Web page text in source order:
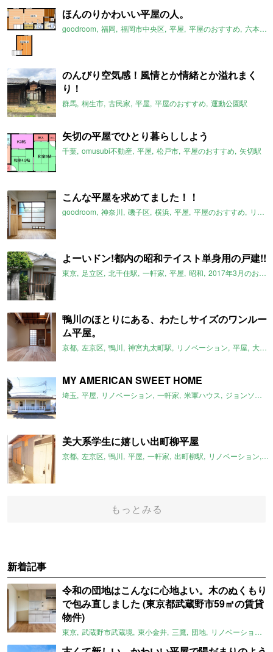
ほんのりかわいい平屋の人。
goodroom 福岡 福岡市中央区 平屋 平屋のおすすめ 六本松駅
のんびり空気感！風情とか情緒とか溢れまく
り！
群馬 桐生市 古民家 平屋 平屋のおすすめ 運動公園駅
矢切の平屋でひとり暮らししよう
千葉 omusubi不動産 平屋 松戸市 平屋のおすすめ 矢切駅
こんな平屋を求めてました！！
goodroom 神奈川 磯子区 横浜 平屋 平屋のおすすめ リノベーション
よーいドン!都内の昭和テイスト単身用の戸建!!
東京 足立区 北千住駅 一軒家 平屋 昭和 2017年3月のおすすめ
鴨川のほとりにある、わたしサイズのワンルー
ム平屋。
京都 左京区 鴨川 神宮丸太町駅 リノベーション 平屋 大文字山
MY AMERICAN SWEET HOME
埼玉 平屋 リノベーション 一軒家 米軍ハウス ジョンソンタウン
美大系学生に嬉しい出町柳平屋
京都 左京区 鴨川 平屋 一軒家 出町柳駅 リノベーション
もっとみる
新着記事
令和の団地はこんなに心地よい。木のぬくもり
で包み直しました (東京都武蔵野市59㎡の賃貸
物件)
東京 武蔵野市武蔵境 東小金井 三鷹 団地 リノベーション